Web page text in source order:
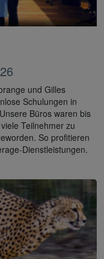
und Gilles
Schulungen in
Büros waren bis
Teilnehmer zu
So profitieren
Dienstleistungen.